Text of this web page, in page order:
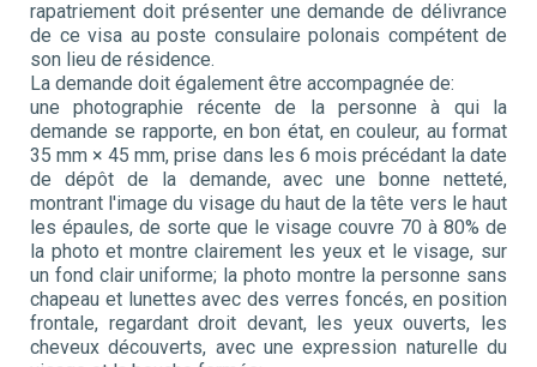
rapatriement doit présenter une demande de délivrance
de ce visa au poste consulaire polonais compétent de
son lieu de résidence.
La demande doit également être accompagnée de:
une photographie récente de la personne à qui la
demande se rapporte, en bon état, en couleur, au format
35 mm × 45 mm, prise dans les 6 mois précédant la date
de dépôt de la demande, avec une bonne netteté,
montrant l'image du visage du haut de la tête vers le haut
les épaules, de sorte que le visage couvre 70 à 80% de
la photo et montre clairement les yeux et le visage, sur
un fond clair uniforme; la photo montre la personne sans
chapeau et lunettes avec des verres foncés, en position
frontale, regardant droit devant, les yeux ouverts, les
cheveux découverts, avec une expression naturelle du